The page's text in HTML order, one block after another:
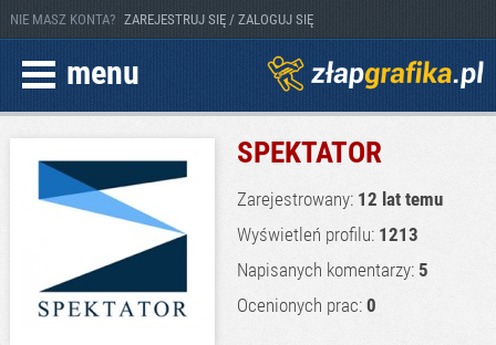
NIE MASZ KONTA? ZAREJESTRUJ SIĘ / ZALOGUJ SIĘ
menu
SPEKTATOR
Zarejestrowany: 12 lat temu
Wyświetleń profilu: 1213
Napisanych komentarzy: 5
Ocenionych prac: 0